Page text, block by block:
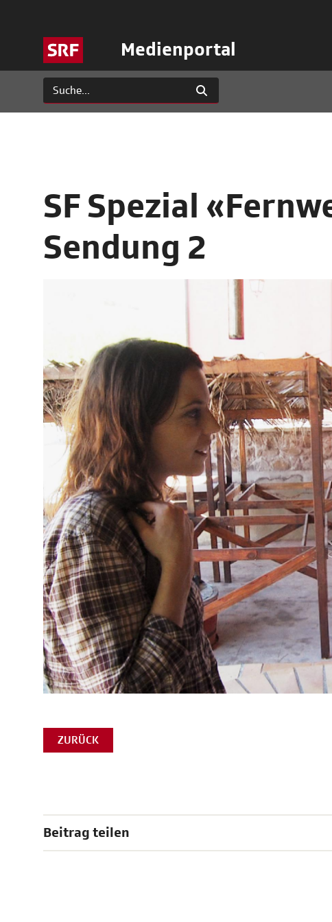
Medienportal
SF Spezial
Sendung 2
ZURÜCK
Beitrag teilen